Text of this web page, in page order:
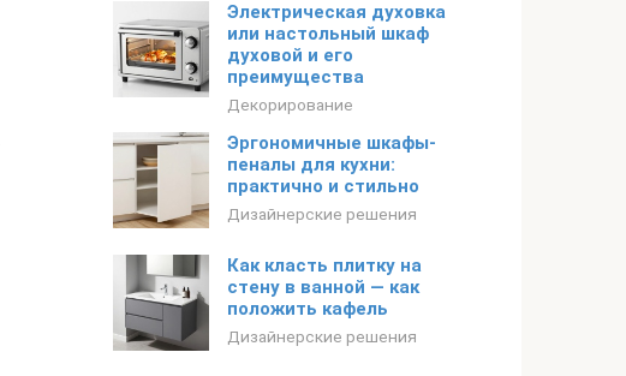
Электрическая духовка
или настольный шкаф
духовой и его
преимущества
Декорирование
Эргономичные шкафы-
пеналы для кухни:
практично и стильно
Дизайнерские решения
Как класть плитку на
стену в ванной — как
положить кафель
Дизайнерские решения